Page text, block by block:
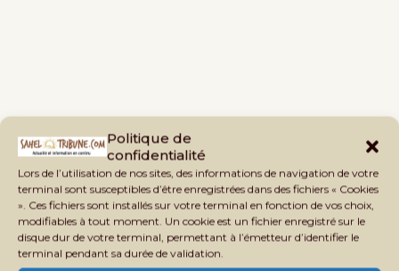
Politique de
confidentialité
Lors de l’utilisation de nos sites, des informations de navigation de votre
terminal sont susceptibles d’être enregistrées dans des fichiers « Cookies
». Ces fichiers sont installés sur votre terminal en fonction de vos choix,
modifiables à tout moment. Un cookie est un fichier enregistré sur le
disque dur de votre terminal, permettant à l’émetteur d’identifier le
terminal pendant sa durée de validation.